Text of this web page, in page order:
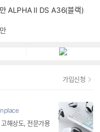
ALPHA II DS A36(블랙)
가입신청
해상도, 전문가용